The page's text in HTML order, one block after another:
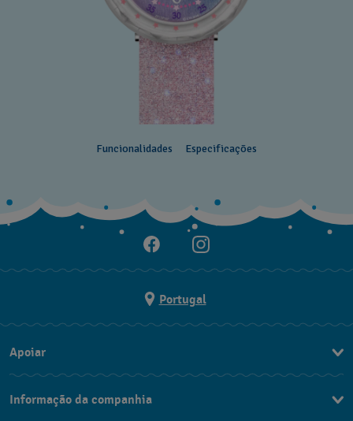
Funcionalidades Especificações
Portugal
Apoiar
FAQ
Informação da companhia